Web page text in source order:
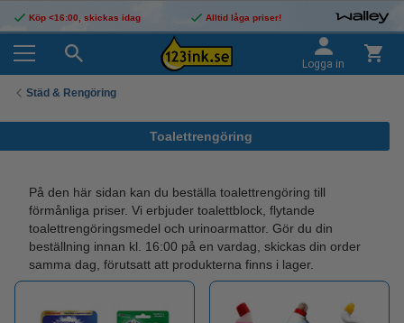
Köp <16:00, skickas idag Alltid låga priser!
Logga in
Städ & Rengöring
Toalettrengöring
På den här sidan kan du beställa toalettrengöring till
förmånliga priser. Vi erbjuder toalettblock, flytande
toalettrengöringsmedel och urinoarmattor. Gör du din
beställning innan kl. 16:00 på en vardag, skickas din order
samma dag, förutsatt att produkterna finns i lager.